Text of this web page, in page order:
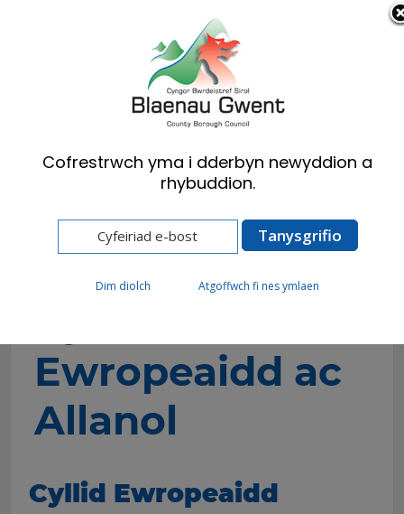
Cymraeg English
Busnes
Hyb Busnes Blaenau Gwent
Cyllid Ewropeaidd ac Allanol
Ewropeaidd ac
Allanol
Cyllid Ewropeaidd
Cofrestrwch yma i dderbyn newyddion a
rhybuddion.
Dim diolch Atgoffwch fi nes ymlaen